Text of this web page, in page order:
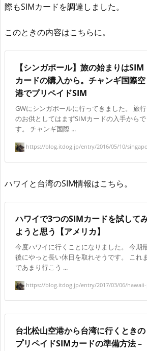
際もSIMカードを調達しました。
このときの内容はこちらに。
【シンガポール】旅の始まりはSIM
カードの購入から。チャンギ国際空
港でプリペイドSIM
GWにシンガポールに行ってきました。 旅行
のお供としてはまずSIMカードの入手からで
す。 チャンギ国際 ...
https://blog.itdog.jp/entry/2016/05/10/
ハワイと台湾のSIM情報はこちら。
ハワイで3つのSIMカードを試して
ようと思う【アメリカ】
今度ハワイに行くことになりました。 今期
後にやっと長い休日を取れそうです。 これま
であまり行こう ...
https://blog.itdog.jp/entry/2017/03/06/
台北松山空港から台湾に行くときの
プリペイドSIMカードの準備方法 –